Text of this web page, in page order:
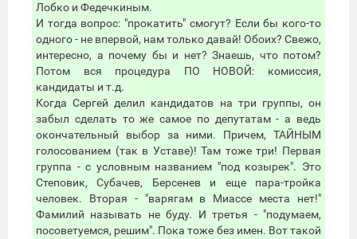
Лобко и Федечкиным.
И тогда вопрос: "прокатить" смогут? Если бы кого-то
одного - не впервой, нам только давай! Обоих? Свежо,
интересно, а почему бы и нет? Знаешь, что потом?
Потом вся процедура ПО НОВОЙ: комиссия,
кандидаты и т.д.
Когда Сергей делил кандидатов на три группы, он
забыл сделать то же самое по депутатам - а ведь
окончательный выбор за ними. Причем, ТАЙНЫМ
голосованием (так в Уставе)! Там тоже три! Первая
группа - с условным названием "под козырек". Это
Степовик, Субачев, Берсенев и еще пара-тройка
человек. Вторая - "варягам в Миассе места нет!"
Фамилий называть не буду. И третья - "подумаем,
посоветуемся, решим". Пока тоже без имен. Вот такой